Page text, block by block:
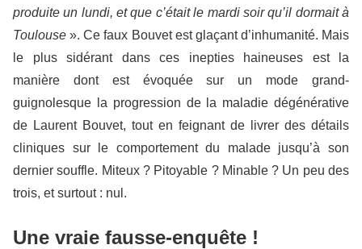
produite un lundi, et que c’était le mardi soir qu’il dormait à
Toulouse». Ce faux Bouvet est glaçant d’inhumanité. Mais
le plus sidérant dans ces inepties haineuses est la
manière dont est évoquée sur un mode grand-
guignolesque la progression de la maladie dégénérative
de Laurent Bouvet, tout en feignant de livrer des détails
cliniques sur le comportement du malade jusqu’à son
dernier souffle. Miteux ? Pitoyable ? Minable ? Un peu des
trois, et surtout : nul.
Une vraie fausse-enquête !